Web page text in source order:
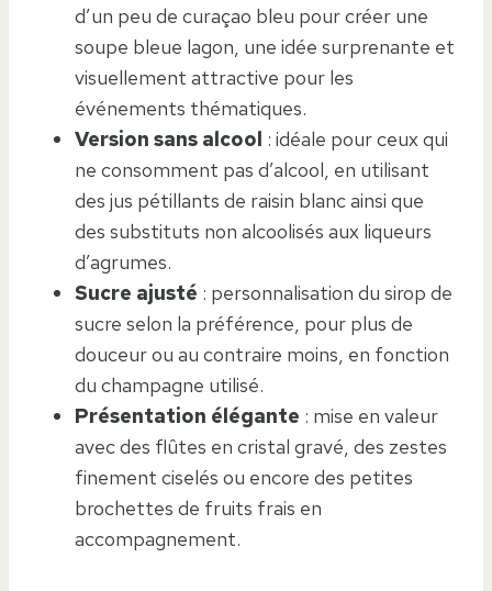
d’un peu de curaçao bleu pour créer une
soupe bleue lagon, une idée surprenante et
visuellement attractive pour les
événements thématiques.
Version sans alcool : idéale pour ceux qui
ne consomment pas d’alcool, en utilisant
des jus pétillants de raisin blanc ainsi que
des substituts non alcoolisés aux liqueurs
d’agrumes.
Sucre ajusté : personnalisation du sirop de
sucre selon la préférence, pour plus de
douceur ou au contraire moins, en fonction
du champagne utilisé.
Présentation élégante : mise en valeur
avec des flûtes en cristal gravé, des zestes
finement ciselés ou encore des petites
brochettes de fruits frais en
accompagnement.